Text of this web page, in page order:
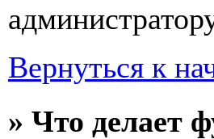
Вернуться к
» Что делает